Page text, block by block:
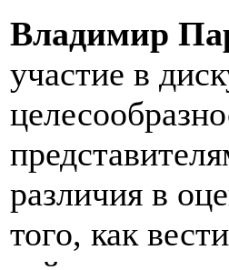
Владимир
участие в
различия в
того, как